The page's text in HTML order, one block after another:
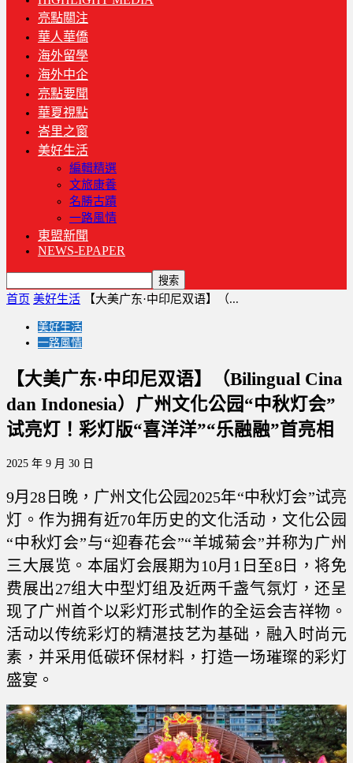
亮點關注
華人華僑
海外留學
海外中企
亮點要聞
華夏視點
峇里之窗
美好生活
編輯精選
文旅康養
名勝古蹟
一路風情
東盟新聞
NEWS-EPAPER
首页 美好生活 【大美广东·中印尼双语】（...
美好生活
一路風情
【大美广东·中印尼双语】（Bilingual Cina
dan Indonesia）广州文化公园“中秋灯会”
试亮灯！彩灯版“喜洋洋”“乐融融”首亮相
2025 年 9 月 30 日
9月28日晚，广州文化公园2025年“中秋灯会”试亮
灯。作为拥有近70年历史的文化活动，文化公园
“中秋灯会”与“迎春花会”“羊城菊会”并称为广州
三大展览。本届灯会展期为10月1日至8日，将免
费展出27组大中型灯组及近两千盏气氛灯，还呈
现了广州首个以彩灯形式制作的全运会吉祥物。
活动以传统彩灯的精湛技艺为基础，融入时尚元
素，并采用低碳环保材料，打造一场璀璨的彩灯
盛宴。